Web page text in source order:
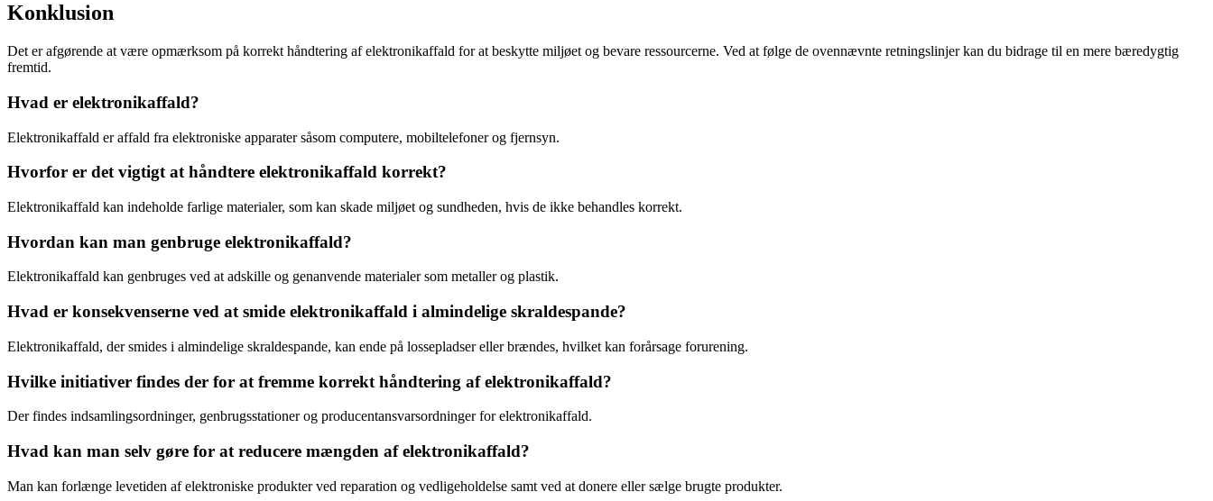
Konklusion
Det er afgørende at være opmærksom på korrekt håndtering af elektronikaffald for at beskytte miljøet og bevare ressourcerne. Ved at følge de ovennævnte retningslinjer kan du bidrage til en mere bæredygtig
fremtid.
Hvad er elektronikaffald?
Elektronikaffald er affald fra elektroniske apparater såsom computere, mobiltelefoner og fjernsyn.
Hvorfor er det vigtigt at håndtere elektronikaffald korrekt?
Elektronikaffald kan indeholde farlige materialer, som kan skade miljøet og sundheden, hvis de ikke behandles korrekt.
Hvordan kan man genbruge elektronikaffald?
Elektronikaffald kan genbruges ved at adskille og genanvende materialer som metaller og plastik.
Hvad er konsekvenserne ved at smide elektronikaffald i almindelige skraldespande?
Elektronikaffald, der smides i almindelige skraldespande, kan ende på lossepladser eller brændes, hvilket kan forårsage forurening.
Hvilke initiativer findes der for at fremme korrekt håndtering af elektronikaffald?
Der findes indsamlingsordninger, genbrugsstationer og producentansvarsordninger for elektronikaffald.
Hvad kan man selv gøre for at reducere mængden af elektronikaffald?
Man kan forlænge levetiden af elektroniske produkter ved reparation og vedligeholdelse samt ved at donere eller sælge brugte produkter.